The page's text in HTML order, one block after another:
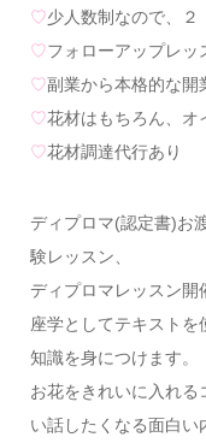
♡少人数制なので、２
♡フォローアップレッ
♡副業から本格的な開
♡花材はもちろん、オ
♡花材調達代行あり
ディプロマ(認定書)お
験レッスン、
ディプロマレッスン
座学としてテキストを
知識を身につけます。
お花をきれいに入れる
い話したくなる面白い